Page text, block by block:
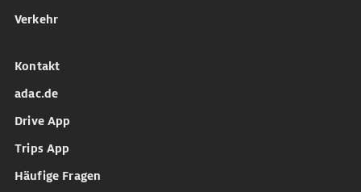
Verkehr
Kontakt
adac.de
Drive App
Trips App
Häufige Fragen